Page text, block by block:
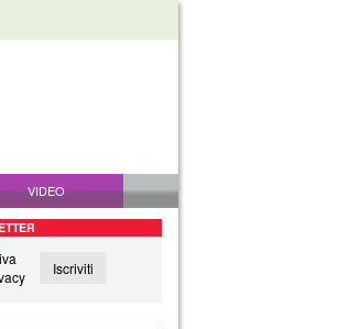
VIDEO
Iscriviti